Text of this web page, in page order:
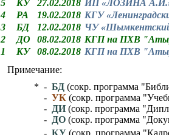
5
КУ 27.02.2018 ИП «ЛОЗИНА
4
РА 19.02.2018 КГУ
3
БД 12.02.2018 ЧУ «Шымкентский
2
ДО 08.02.2018 КГП на ПХВ
1
КУ 08.02.2018 КГП на ПХВ
Примечание:
* - БД (сокр. программа
- УК (сокр. программа
- ДИ (сокр. программа
- ДО (сокр. программа